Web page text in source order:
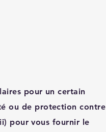
pour un certain
ou de protection contre
pour vous fournir le